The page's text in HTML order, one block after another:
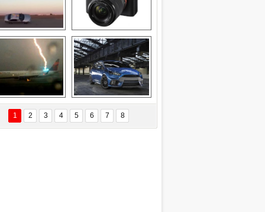
Savaş uçağı
pilotundan
muhteşem gösteri
Sony Alpha 7R II ön
inceleme
Delta uçağına
yıldırım çarptı
Ford Focus RS
(2015)
1 2 3 4 5 6 7 8